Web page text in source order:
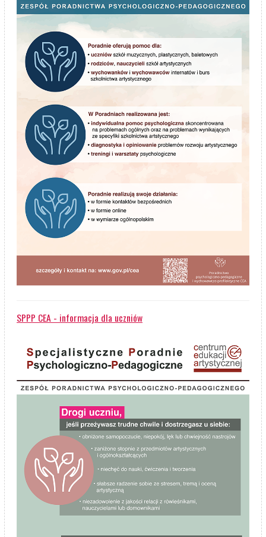
SPPP CEA - informacja dla uczniów